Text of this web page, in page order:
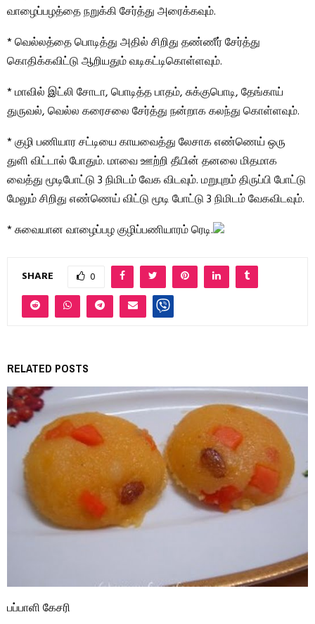
வாழைப்பழத்தை நறுக்கி சேர்த்து அரைக்கவும்.
* வெல்லத்தை பொடித்து அதில் சிறிது தண்ணீர் சேர்த்து
கொதிக்கவிட்டு ஆறியதும் வடிகட்டிகொள்ளவும்.
* மாவில் இட்லி சோடா, பொடித்த பாதம், சுக்குபொடி, தேங்காய்
துருவல், வெல்ல கரைசலை சேர்த்து நன்றாக கலந்து கொள்ளவும்.
* குழி பணியார சட்டியை காயவைத்து லேசாக எண்ணெய் ஒரு
துளி விட்டால் போதும். மாவை ஊற்றி தீயின் தனலை மிதமாக
வைத்து மூடிபோட்டு 3 நிமிடம் வேக விடவும். மறுபுறம் திருப்பி போட்டு
மேலும் சிறிது எண்ணெய் விட்டு மூடி போட்டு 3 நிமிடம் வேகவிடவும்.
* சுவையான வாழைப்பழ குழிப்பணியாரம் ரெடி.
SHARE 0
RELATED POSTS
பப்பாளி கேசரி